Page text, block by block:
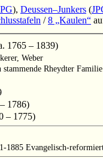
), Deussen–Junkers (
/8 „Kaulen“
1765 – 1839)
Weber
stammende Rheydter
1786)
– 1775)
1885 Evangelisch-